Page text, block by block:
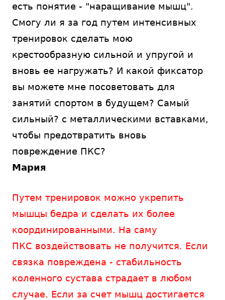
есть понятие - "наращивание мышц".
Смогу ли я за год путем интенсивных
тренировок сделать мою
крестообразную сильной и упругой и
вновь ее нагружать? И какой фиксатор
вы можете мне посоветовать для
занятий спортом в будущем? Самый
сильный? с металлическими вставками,
чтобы предотвратить вновь
повреждение ПКС?
Мария
Путем тренировок можно укрепить
мышцы бедра и сделать их более
координированными. На саму
ПКС воздействовать не получится. Если
связка повреждена - стабильность
коленного сустава страдает в любом
случае. Если за счет мышц достигается